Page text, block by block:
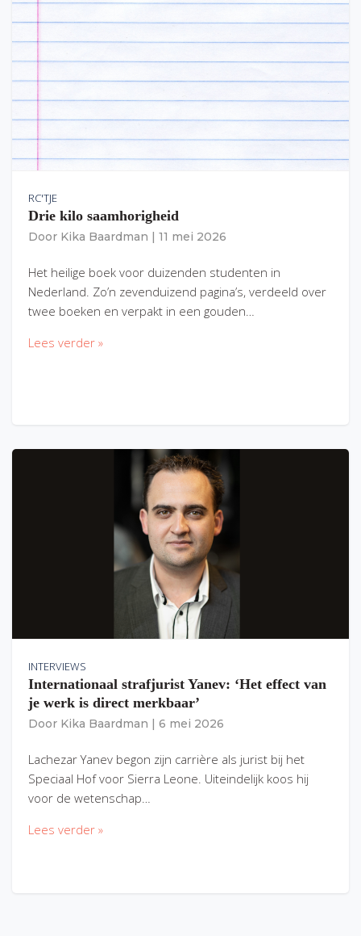
RC'TJE
Drie kilo saamhorigheid
Door Kika Baardman 11 mei 2026
Het heilige boek voor duizenden studenten in
Nederland. Zo’n zevenduizend pagina’s, verdeeld over
twee boeken en verpakt in een gouden…
Lees verder »
INTERVIEWS
Internationaal strafjurist Yanev: ‘Het effect van
je werk is direct merkbaar’
Door Kika Baardman 6 mei 2026
Lachezar Yanev begon zijn carrière als jurist bij het
Speciaal Hof voor Sierra Leone. Uiteindelijk koos hij
voor de wetenschap…
Lees verder »